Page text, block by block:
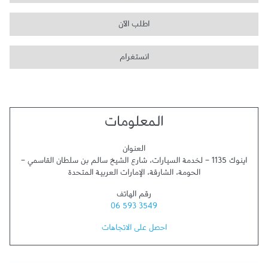
اطلب الآن
انستغرام
المعلومات
العنوان
اينوك 1135 - لخدمة السيارات، شارع الشيخ سالم بن سلطان القاسمي -
الحومة،الشارقة،الإمارات العربية المتحدة
رقم الهاتف
06 593 3549
احصل على الاتجاهات